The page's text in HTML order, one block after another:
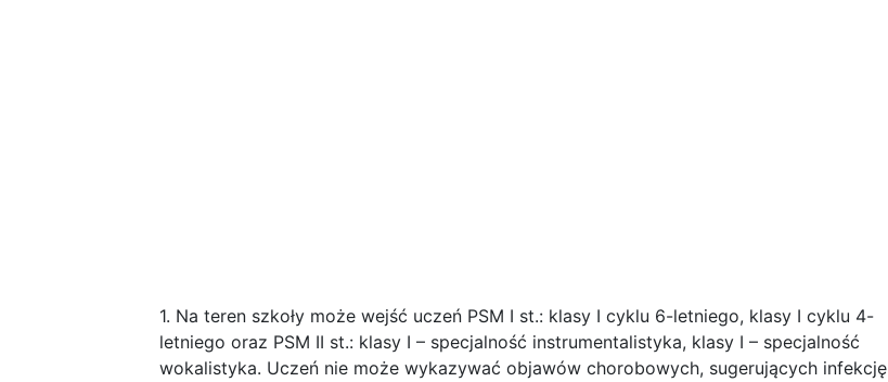
1. Na teren szkoły może wejść uczeń PSM I st.: klasy I cyklu 6-letniego, klasy I cyklu 4-
letniego oraz PSM II st.: klasy I – specjalność instrumentalistyka, klasy I – specjalność
wokalistyka. Uczeń nie może wykazywać objawów chorobowych, sugerujących infekcję